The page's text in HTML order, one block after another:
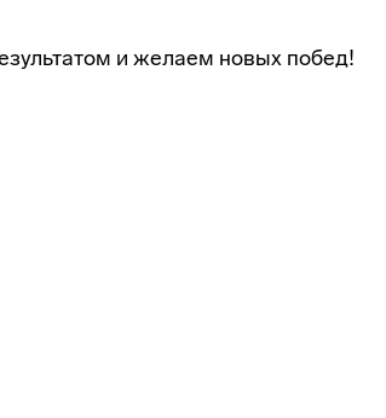
и желаем новых побед!